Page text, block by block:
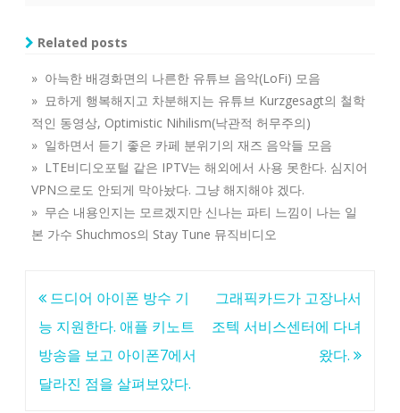
Related posts
» 아늑한 배경화면의 나른한 유튜브 음악(LoFi) 모음
» 묘하게 행복해지고 차분해지는 유튜브 Kurzgesagt의 철학
적인 동영상, Optimistic Nihilism(낙관적 허무주의)
» 일하면서 듣기 좋은 카페 분위기의 재즈 음악들 모음
» LTE비디오포털 같은 IPTV는 해외에서 사용 못한다. 심지어
VPN으로도 안되게 막아놨다. 그냥 해지해야 겠다.
» 무슨 내용인지는 모르겠지만 신나는 파티 느낌이 나는 일
본 가수 Shuchmos의 Stay Tune 뮤직비디오
글
탐
색
드디어 아이폰 방수 기
능 지원한다. 애플 키노트
방송을 보고 아이폰7에서
달라진 점을 살펴보았다.
그래픽카드가 고장나서
조텍 서비스센터에 다녀
왔다.